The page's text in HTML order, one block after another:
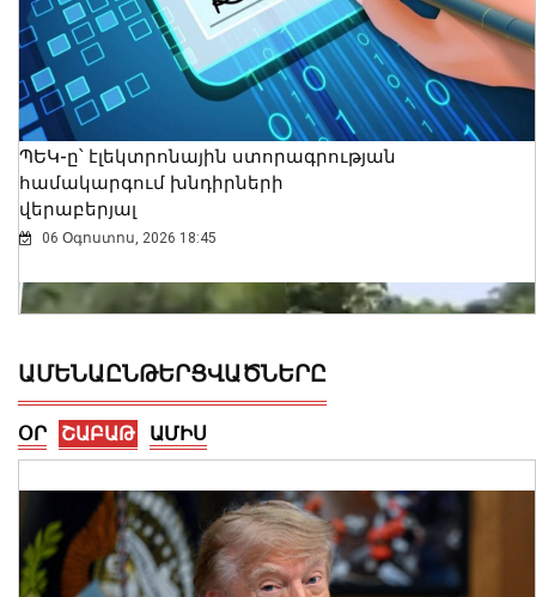
ՊԵԿ-ը՝ էլեկտրոնային ստորագրության
համակարգում խնդիրների
վերաբերյալ
06 Օգոստոս, 2026 18:45
ԱՄԵՆԱԸՆԹԵՐՑՎԱԾՆԵՐԸ
ՕՐ ՇԱԲԱԹ ԱՄԻՍ